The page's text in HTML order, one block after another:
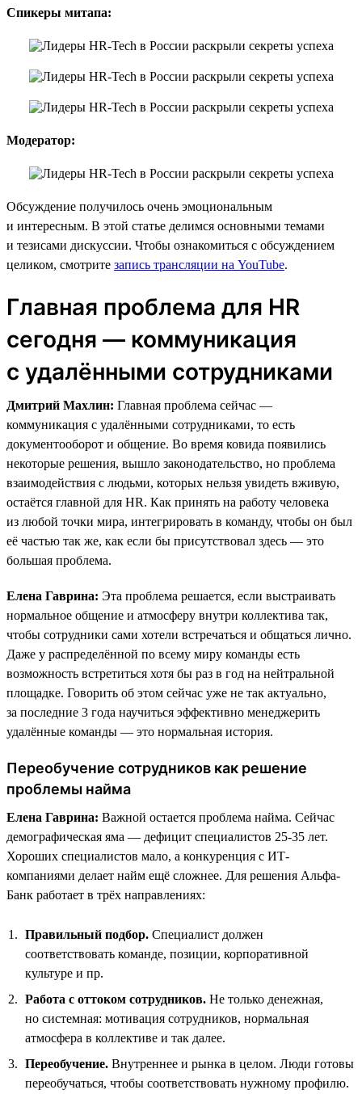
Спикеры митапа:
Модератор:
Обсуждение получилось очень эмоциональным
и интересным. В этой статье делимся основными темами
и тезисами дискуссии. Чтобы ознакомиться с обсуждением
целиком, смотрите запись трансляции на YouTube.
Главная проблема для HR
сегодня — коммуникация
с удалёнными сотрудниками
Дмитрий Махлин: Главная проблема сейчас —
коммуникация с удалёнными сотрудниками, то есть
документооборот и общение. Во время ковида появились
некоторые решения, вышло законодательство, но проблема
взаимодействия с людьми, которых нельзя увидеть вживую,
остаётся главной для HR. Как принять на работу человека
из любой точки мира, интегрировать в команду, чтобы он был
её частью так же, как если бы присутствовал здесь — это
большая проблема.
Елена Гаврина: Эта проблема решается, если выстраивать
нормальное общение и атмосферу внутри коллектива так,
чтобы сотрудники сами хотели встречаться и общаться лично.
Даже у распределённой по всему миру команды есть
возможность встретиться хотя бы раз в год на нейтральной
площадке. Говорить об этом сейчас уже не так актуально,
за последние 3 года научиться эффективно менеджерить
удалённые команды — это нормальная история.
Переобучение сотрудников как решение
проблемы найма
Елена Гаврина: Важной остается проблема найма. Сейчас
демографическая яма — дефицит специалистов 25-35 лет.
Хороших специалистов мало, а конкуренция с ИТ-
компаниями делает найм ещё сложнее. Для решения Альфа-
Банк работает в трёх направлениях:
Правильный подбор. Специалист должен
соответствовать команде, позиции, корпоративной
культуре и пр.
Работа с оттоком сотрудников. Не только денежная,
но системная: мотивация сотрудников, нормальная
атмосфера в коллективе и так далее.
Переобучение. Внутреннее и рынка в целом. Люди готовы
переобучаться, чтобы соответствовать нужному профилю.